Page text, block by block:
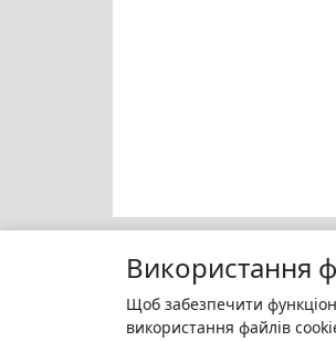
Використання
Щоб забезпечити
використання файлів
БУКУРУК